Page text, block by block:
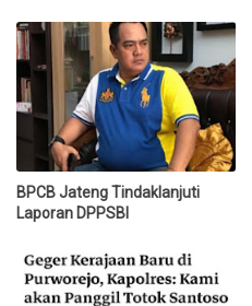
BPCB Jateng Tindaklanjuti
Laporan DPPSBI